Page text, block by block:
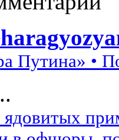
Путина» •